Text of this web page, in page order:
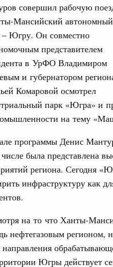
совершил рабочую
Мансийский автономный
– Югру. Он совместно
представителем
в УрФО Владимиром
и губернатором
Комаровой осмотрел
парк «Югра» и
на тему
программы Денис
была представлена
региона. Сегодня
инфраструктуру как
на то что Ханты-
нефтегазовым регионом,
направления
Югры действует
ситуации и ликвидация их
заседание
чрезвычайной
образование
Установлен
колледжей и
союз.
Оверчука по
заседания актуальные задачи